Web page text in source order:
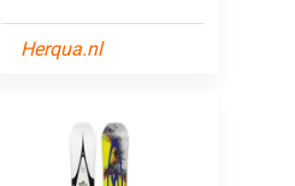
Herqua.nl